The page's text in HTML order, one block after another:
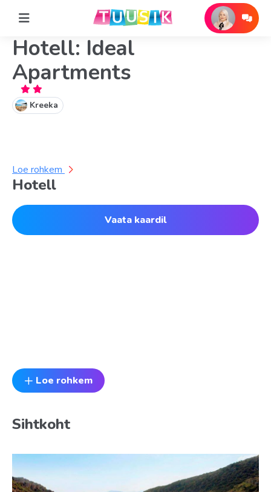
Hotell: Ideal
Apartments
Kreeka
Loe rohkem
Hotell
Vaata kaardil
Loe rohkem
Sihtkoht